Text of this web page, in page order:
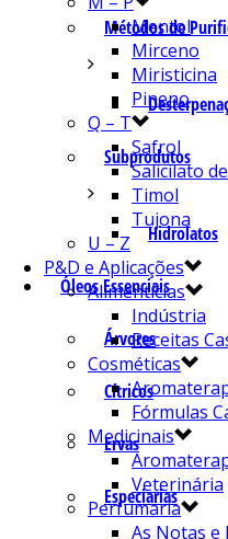
Métodos de
Subprodutos
Hidrolatos
Óleos Essenciais
Árvores
Cítricos
Ervas
Especiarias
Mentol
Mirceno
Miristicina
Pineno
Q – T
Safrol
Salicilato
Timol
Tujona
U – Z
P&D e Aplicações
Alimentícias
Indústria
Receitas
Cosméticas
Fórmulas
Medicinais
Veterinária
Perfumaria
As Notas e